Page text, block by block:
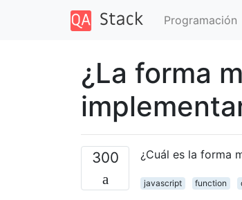
Programación
¿La forma
300 ¿Cuál es la forma
javascript function